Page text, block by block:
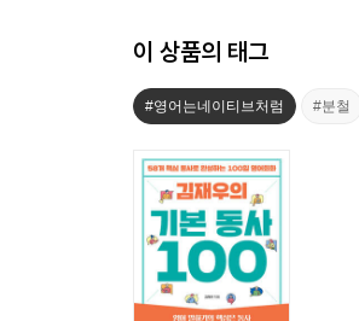
이 상품의 태그
#영어는네이티브처럼 #분철